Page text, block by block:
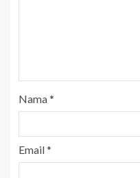
Nama*
Email*